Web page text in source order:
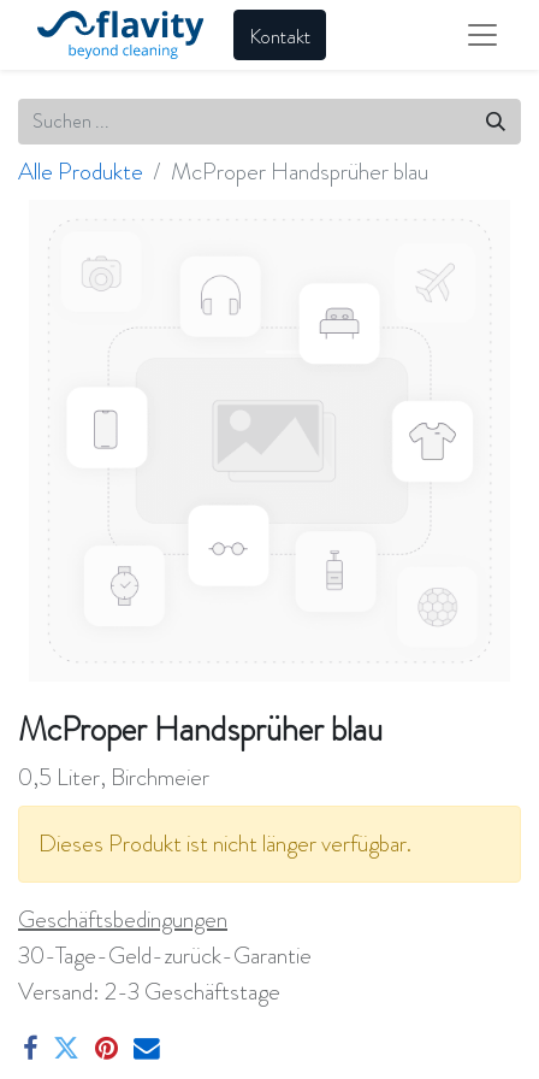
Kontakt
Alle Produkte McProper Handsprüher blau
McProper Handsprüher blau
0,5 Liter, Birchmeier
Dieses Produkt ist nicht länger verfügbar.
Geschäftsbedingungen
30-Tage-Geld-zurück-Garantie
Versand: 2-3 Geschäftstage